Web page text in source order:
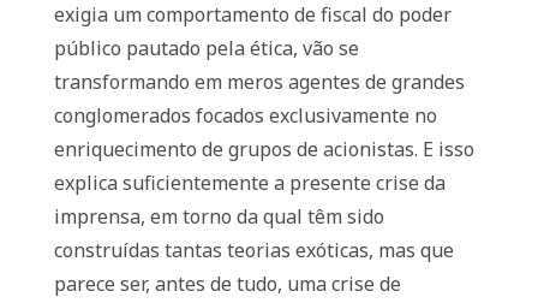
exigia um comportamento de fiscal do poder
público pautado pela ética, vão se
transformando em meros agentes de grandes
conglomerados focados exclusivamente no
enriquecimento de grupos de acionistas. E isso
explica suficientemente a presente crise da
imprensa, em torno da qual têm sido
construídas tantas teorias exóticas, mas que
parece ser, antes de tudo, uma crise de